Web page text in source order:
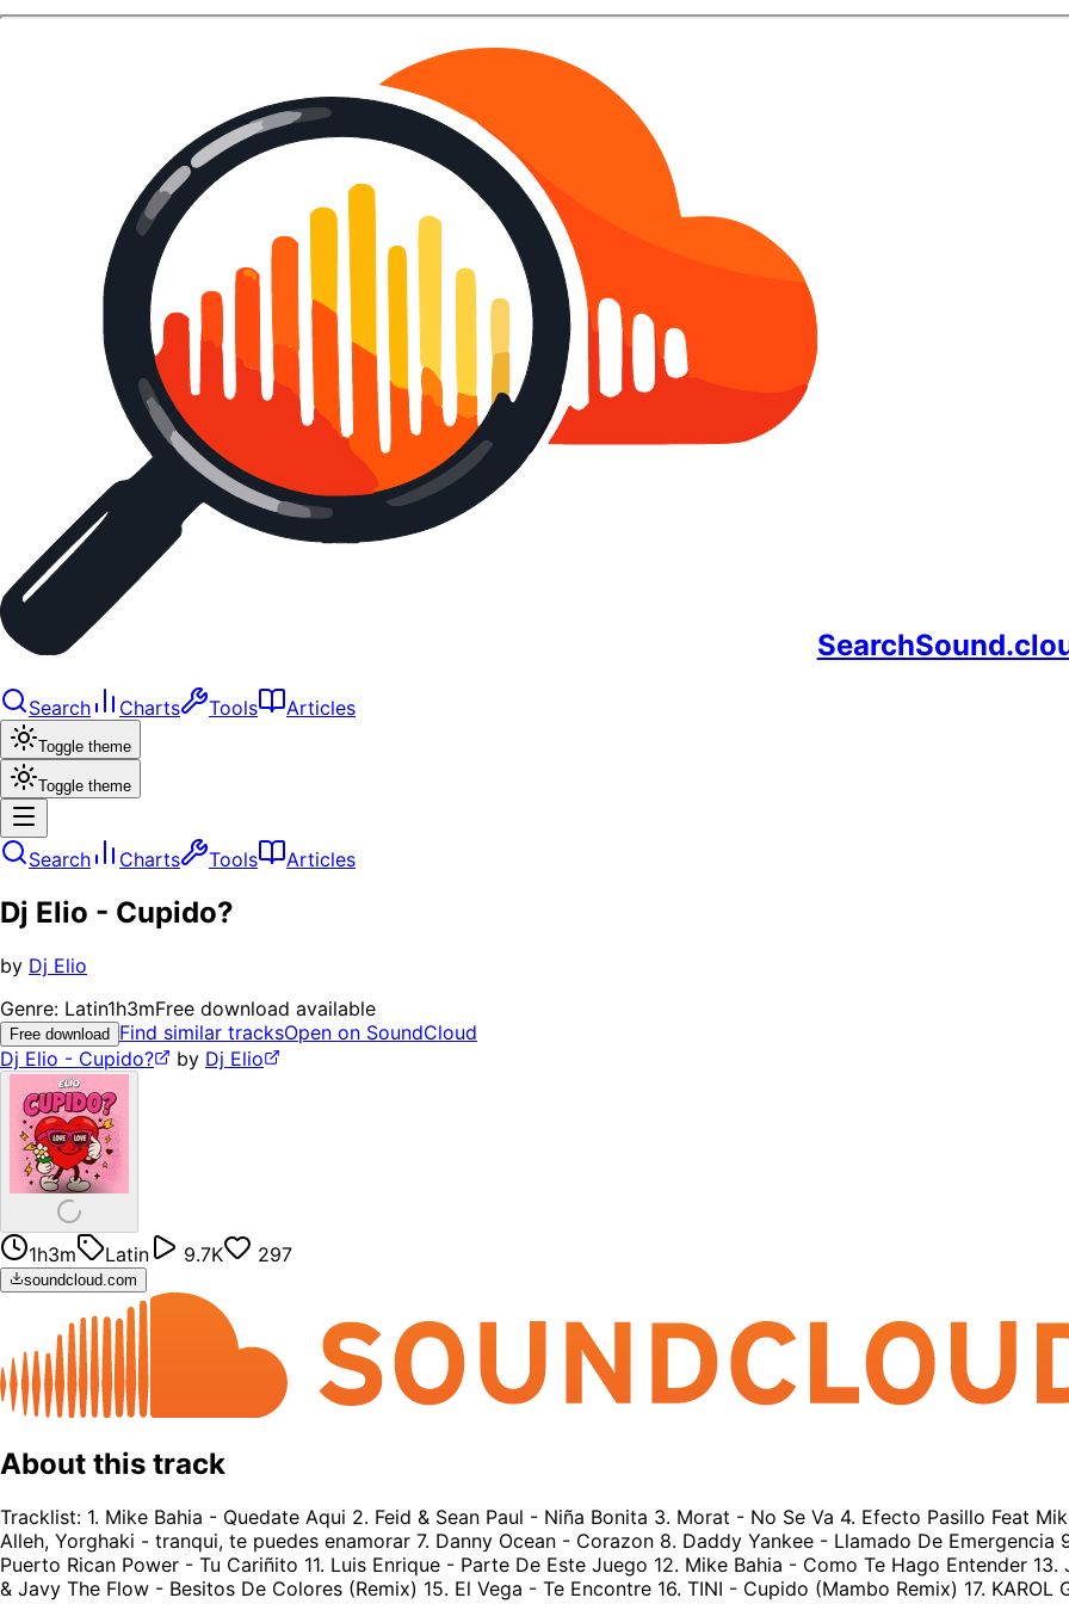
Search Charts Tools Articles
Toggle theme
Toggle theme
Search Charts Tools Articles
Dj Elio - Cupido?
by Dj Elio
Genre: Latin1h3mFree download available
Free download Find similar tracksOpen on SoundCloud
Dj Elio - Cupido?
by Dj Elio
1h3m Latin 9.7K 297
soundcloud.com
About this track
Tracklist: 1. Mike Bahia - Quedate Aqui 2. Feid & Sean Paul - Niña Bonita 3. Morat - No Se Va 4. Efecto Pasillo Feat
Alleh, Yorghaki - tranqui, te puedes enamorar 7. Danny Ocean - Corazon 8. Daddy Yankee - Llamado De
Puerto Rican Power - Tu Cariñito 11. Luis Enrique - Parte De Este Juego 12. Mike Bahia - Como Te Hago Entender
& Javy The Flow - Besitos De Colores (Remix) 15. El Vega - Te Encontre 16. TINI - Cupido (Mambo Remix) 17. KAROL